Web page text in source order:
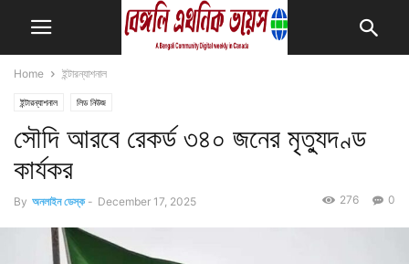
Home ইন্টারন্যাশনাল
ইন্টারন্যাশনাল লিড নিউজ
সৌদি আরবে রেকর্ড ৩৪০ জনের মৃত্যুদণ্ড
কার্যকর
By অনলাইন ডেস্ক - December 17, 2025 0
276